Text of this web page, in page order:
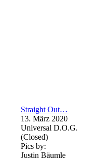
Straight Out…
13. März 2020
Universal D.O.G.
(Closed)
Pics by:
Justin Bäumle